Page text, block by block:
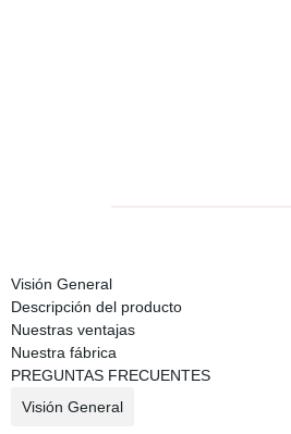
Visión General
Descripción del producto
Nuestras ventajas
Nuestra fábrica
PREGUNTAS FRECUENTES
Visión General